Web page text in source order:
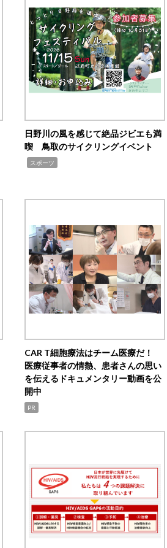
日野川の風を感じて絶品ジビエも満
喫 鳥取のサイクリングイベント
スポーツ
CAR T細胞療法はチーム医療だ！
医療従事者の情熱、患者さんの思い
を伝えるドキュメンタリー動画を公
開中
PR